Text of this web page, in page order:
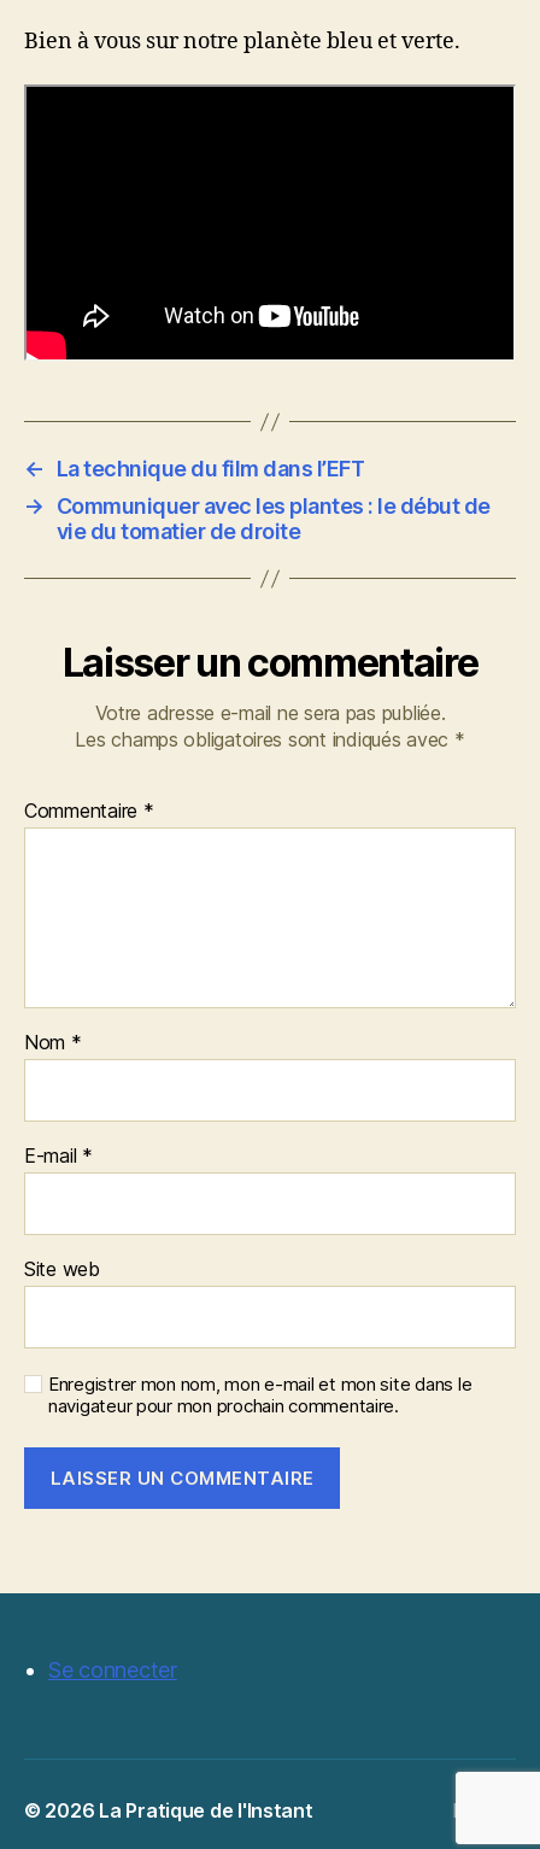
Bien à vous sur notre planète bleu et verte.
←
La technique du film dans l’EFT
→
Communiquer avec les plantes : le début de
vie du tomatier de droite
Laisser un commentaire
Votre adresse e-mail ne sera pas publiée.
Les champs obligatoires sont indiqués avec *
Commentaire *
Nom *
E-mail *
Site web
Enregistrer mon nom, mon e-mail et mon site dans le
navigateur pour mon prochain commentaire.
Se connecter
© 2026 La Pratique de l'Instant Haut